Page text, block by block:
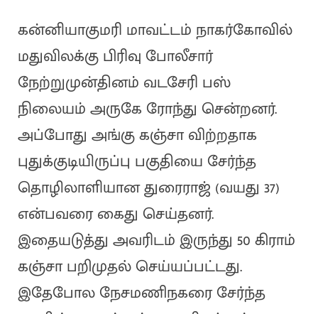
கன்னியாகுமரி மாவட்டம் நாகர்கோவில்
மதுவிலக்கு பிரிவு போலீசார்
நேற்றுமுன்தினம் வடசேரி பஸ்
நிலையம் அருகே ரோந்து சென்றனர்.
அப்போது அங்கு கஞ்சா விற்றதாக
புதுக்குடியிருப்பு பகுதியை சேர்ந்த
தொழிலாளியான துரைராஜ் (வயது 37)
என்பவரை கைது செய்தனர்.
இதையடுத்து அவரிடம் இருந்து 50 கிராம்
கஞ்சா பறிமுதல் செய்யப்பட்டது.
இதேபோல நேசமணிநகரை சேர்ந்த